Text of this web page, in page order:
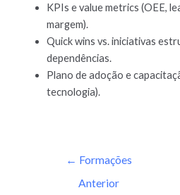
KPIs e value metrics (OEE,
margem).
Quick wins vs. iniciativas
dependências.
Plano de adoção e
tecnologia).
← Formações
Anterior